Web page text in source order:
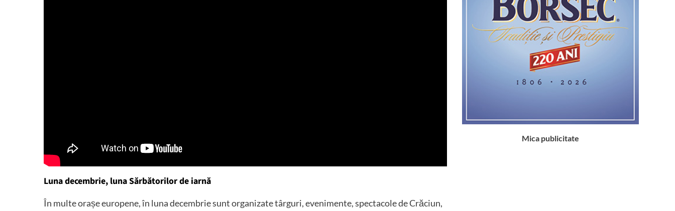
Luna decembrie, luna Sărbătorilor de iarnă
În multe orașe europene, în luna decembrie sunt organizate târguri, evenimente, spectacole de Crăciun,
Mica publicitate